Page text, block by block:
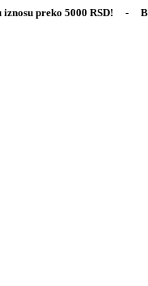
5000 RSD! -